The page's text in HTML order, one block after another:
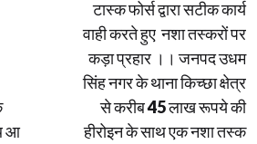
आ
टास्क फोर्स द्वारा सटीक कार्य
वाही करते हुए नशा तस्करों पर
कड़ा प्रहार ।। जनपद उधम
सिंह नगर के थाना किच्छा क्षेत्र
से करीब 45 लाख रूपये की
हीरोइन के साथ एक नशा तस्क